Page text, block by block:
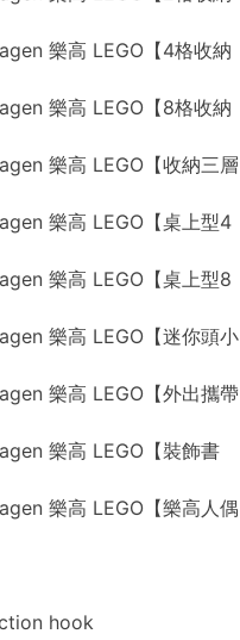
樂高 LEGO【4格收納
樂高 LEGO【8格收納
樂高 LEGO【收納三層
樂高 LEGO【桌上型4
樂高 LEGO【桌上型8
樂高 LEGO【迷你頭小
樂高 LEGO【外出攜帶
樂高 LEGO【裝飾書
樂高 LEGO【樂高人偶
hook